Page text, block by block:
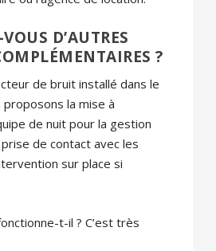
D’AUTRES
?
de bruit installé dans le
la mise à
de nuit pour la gestion
de contact avec les
sur place si
t-il ? C’est très